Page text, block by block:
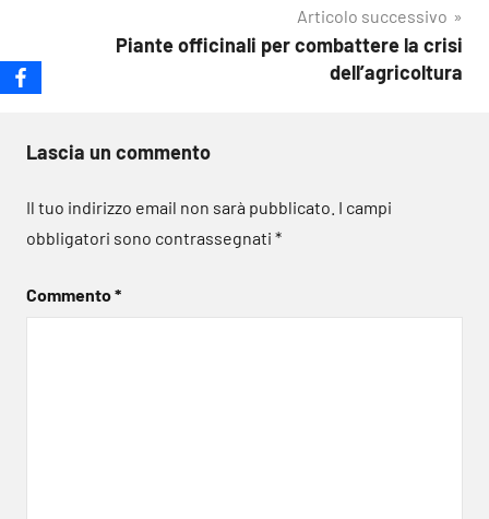
Articolo successivo
Piante officinali per combattere la crisi
dell’agricoltura
Lascia un commento
Il tuo indirizzo email non sarà pubblicato. I campi
obbligatori sono contrassegnati *
Commento*